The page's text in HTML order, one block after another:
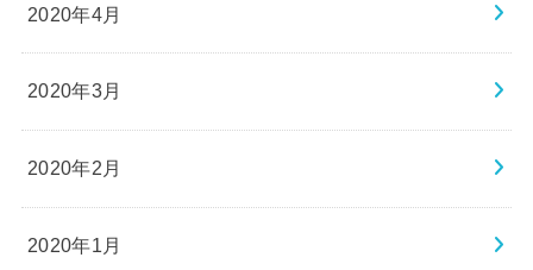
2020年4月
2020年3月
2020年2月
2020年1月